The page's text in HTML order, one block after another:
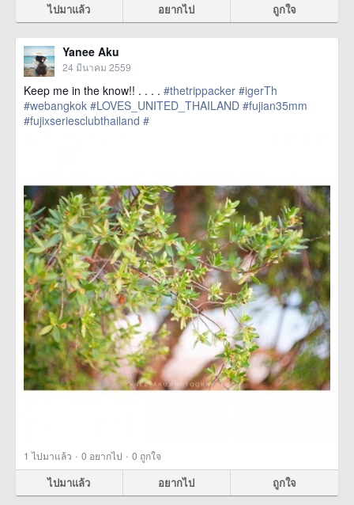
ไปมาแล้ว อยากไป ถูกใจ
Yanee Aku
24 มีนาคม 2559
Keep me in the know!! . . . . #thetrippacker #igerTh
#webangkok #LOVES_UNITED_THAILAND #fujian35mm
#fujixseriesclubthailand #
1 ไปมาแล้ว · 0 อยากไป · 0 ถูกใจ
ไปมาแล้ว อยากไป ถูกใจ